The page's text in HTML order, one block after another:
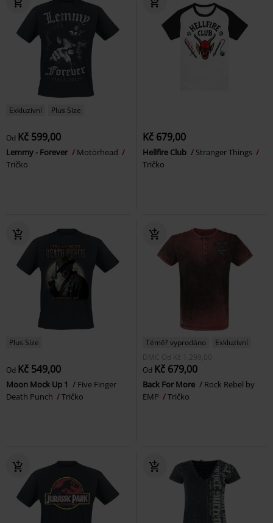
Exkluzivní Plus Size
Od Kč 599,00
Lemmy - Forever
Motörhead
Tričko
Kč 679,00
Hellfire Club
Stranger Things
Tričko
Plus Size
Od Kč 549,00
Moon Mock Up 1
Five Finger
Death Punch
Tričko
Téměř vyprodáno
Exkluzivní
DMC Od Kč 1.299,00
Od Kč 679,00
Back For More
Rock Rebel by
EMP
Tričko